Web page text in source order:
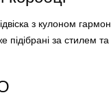
з кулоном
за стилем